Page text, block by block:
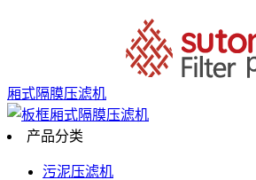
厢式隔膜压滤机
产品分类
污泥压滤机